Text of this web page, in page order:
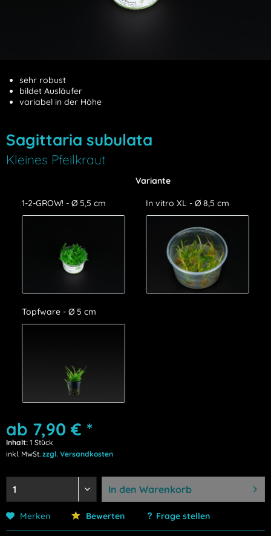
sehr robust
bildet Ausläufer
variabel in der Höhe
Sagittaria subulata
Kleines Pfeilkraut
Variante
1-2-GROW! - Ø 5,5 cm In vitro XL - Ø 8,5 cm
Topfware - Ø 5 cm
ab 7,90 € *
Inhalt: 1 Stück
inkl. MwSt. zzgl. Versandkosten
In den Warenkorb
Merken Bewerten Frage stellen